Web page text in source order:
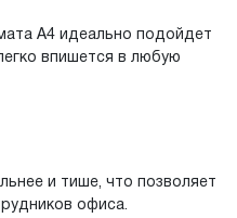
A4 идеально подойдет
впишется в любую
и тише, что позволяет
офиса.